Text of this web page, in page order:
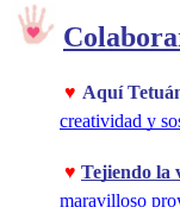
♥ Aquí
creatividad y
♥ Tejiendo la
maravilloso